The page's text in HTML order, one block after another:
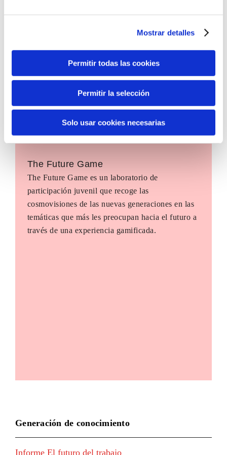
Mostrar detalles
Permitir todas las cookies
Permitir la selección
Solo usar cookies necesarias
The Future Game
The Future Game es un laboratorio de
participación juvenil que recoge las
cosmovisiones de las nuevas generaciones en las
temáticas que más les preocupan hacia el futuro a
través de una experiencia gamificada.
Generación de conocimiento
Informe El futuro del trabajo